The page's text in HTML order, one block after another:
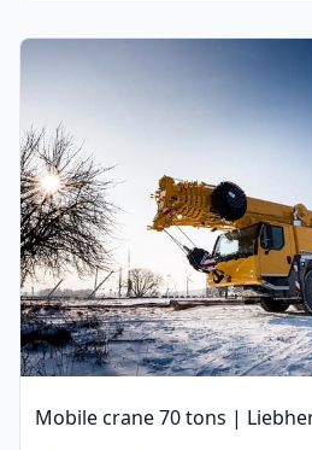
Mobile crane 70 tons |